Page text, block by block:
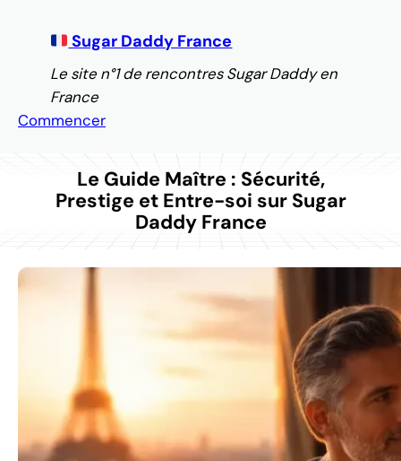
Sugar Daddy France
Le site n°1 de rencontres Sugar Daddy en
France
Commencer
Le Guide Maître : Sécurité,
Prestige et Entre-soi sur Sugar
Daddy France